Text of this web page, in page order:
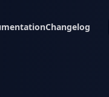
Changelog